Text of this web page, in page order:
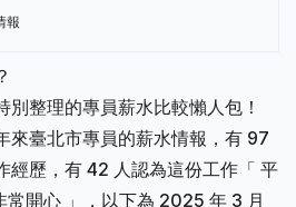
報
整理的專員薪水比較懶人包！
來臺北市專員的薪水情報，有 97
經歷，有 42 人認為這份工作「 平
常開心 」，以下為 2025 年 3 月